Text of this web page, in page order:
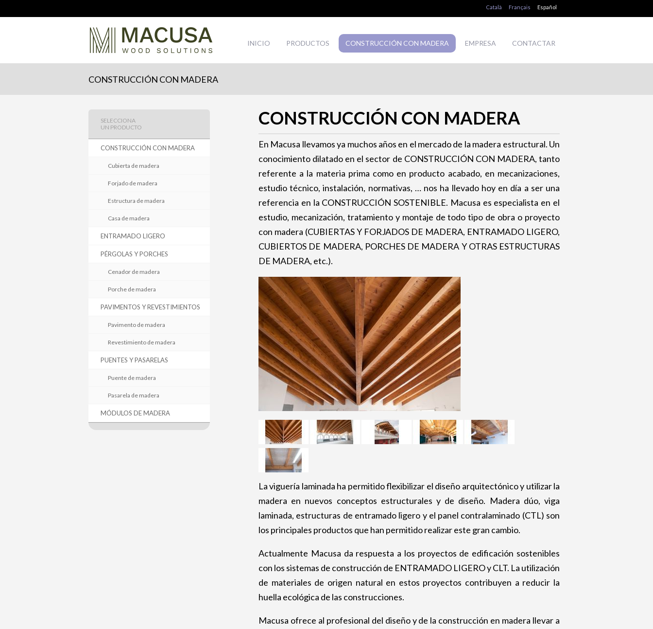
Català Français Español
INICIO PRODUCTOS CONSTRUCCIÓN CON MADERA EMPRESA CONTACTAR
CONSTRUCCIÓN CON MADERA
SELECCIONA
UN PRODUCTO
CONSTRUCCIÓN CON MADERA
Cubierta de madera
Forjado de madera
Estructura de madera
Casa de madera
ENTRAMADO LIGERO
PÉRGOLAS Y PORCHES
Cenador de madera
Porche de madera
PAVIMENTOS Y REVESTIMIENTOS
Pavimento de madera
Revestimiento de madera
PUENTES Y PASARELAS
Puente de madera
Pasarela de madera
MÓDULOS DE MADERA
CONSTRUCCIÓN CON MADERA
En Macusa llevamos ya muchos años en el mercado de la madera estructural. Un
conocimiento dilatado en el sector de CONSTRUCCIÓN CON MADERA, tanto
referente a la materia prima como en producto acabado, en mecanizaciones,
estudio técnico, instalación, normativas, … nos ha llevado hoy en día a ser una
referencia en la CONSTRUCCIÓN SOSTENIBLE. Macusa es especialista en el
estudio, mecanización, tratamiento y montaje de todo tipo de obra o proyecto
con madera (CUBIERTAS Y FORJADOS DE MADERA, ENTRAMADO LIGERO,
CUBIERTOS DE MADERA, PORCHES DE MADERA Y OTRAS ESTRUCTURAS
DE MADERA, etc.).
La viguería laminada ha permitido flexibilizar el diseño arquitectónico y utilizar la
madera en nuevos conceptos estructurales y de diseño. Madera dúo, viga
laminada, estructuras de entramado ligero y el panel contralaminado (CTL) son
los principales productos que han permitido realizar este gran cambio.
Actualmente Macusa da respuesta a los proyectos de edificación sostenibles
con los sistemas de construcción de ENTRAMADO LIGERO y CLT. La utilización
de materiales de origen natural en estos proyectos contribuyen a reducir la
huella ecológica de las construcciones.
Macusa ofrece al profesional del diseño y de la construcción en madera llevar a